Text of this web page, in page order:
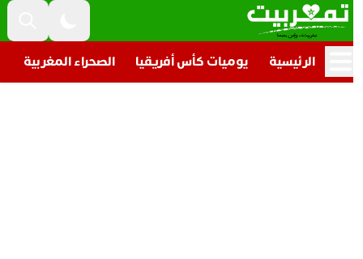
الرئيسية يوميات كأس أفريقيا الصحراء المغربية